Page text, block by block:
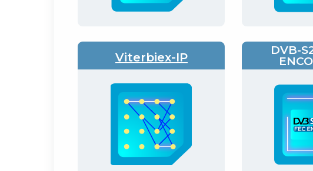
DVB-
Viterbiex-IP